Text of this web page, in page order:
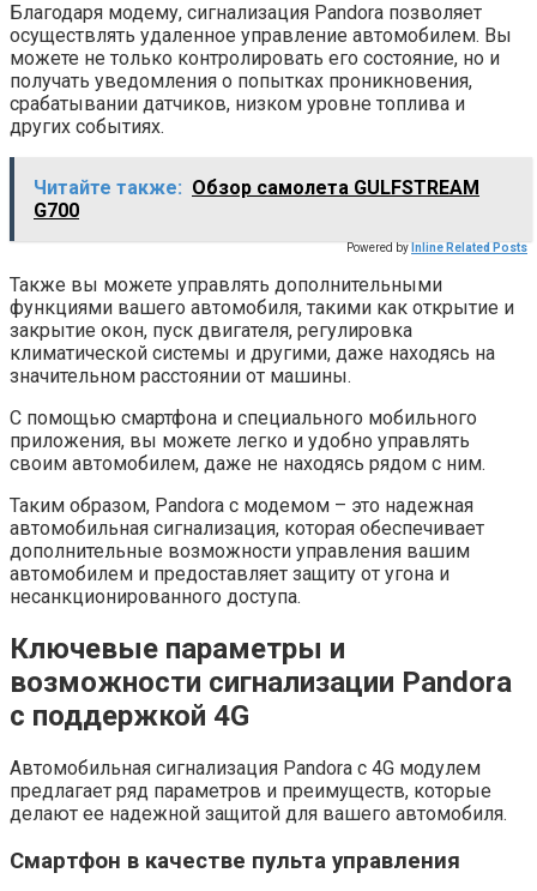
Благодаря модему, сигнализация Pandora позволяет
осуществлять удаленное управление автомобилем. Вы
можете не только контролировать его состояние, но и
получать уведомления о попытках проникновения,
срабатывании датчиков, низком уровне топлива и
других событиях.
Читайте также: Обзор самолета GULFSTREAM
G700
Powered by Inline Related Posts
Также вы можете управлять дополнительными
функциями вашего автомобиля, такими как открытие и
закрытие окон, пуск двигателя, регулировка
климатической системы и другими, даже находясь на
значительном расстоянии от машины.
С помощью смартфона и специального мобильного
приложения, вы можете легко и удобно управлять
своим автомобилем, даже не находясь рядом с ним.
Таким образом, Pandora с модемом – это надежная
автомобильная сигнализация, которая обеспечивает
дополнительные возможности управления вашим
автомобилем и предоставляет защиту от угона и
несанкционированного доступа.
Ключевые параметры и
возможности сигнализации Pandora
с поддержкой 4G
Автомобильная сигнализация Pandora с 4G модулем
предлагает ряд параметров и преимуществ, которые
делают ее надежной защитой для вашего автомобиля.
Смартфон в качестве пульта управления